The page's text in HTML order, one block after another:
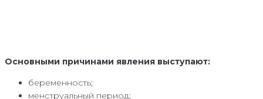
Основными причинами явления выступают:
беременность;
менструальный период;